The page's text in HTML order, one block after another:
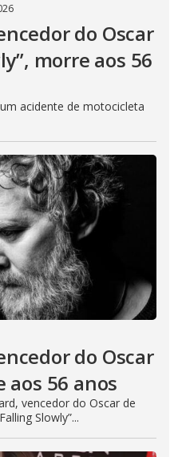
do Oscar
morre aos 56
acidente de motocicleta
do Oscar
aos 56 anos
vencedor do Oscar de
Slowly”...